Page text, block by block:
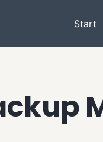
Start